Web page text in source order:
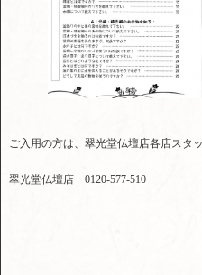
ご入用の方は、翠光堂仏壇店各店スタ
翠光堂仏壇店 0120-577-510